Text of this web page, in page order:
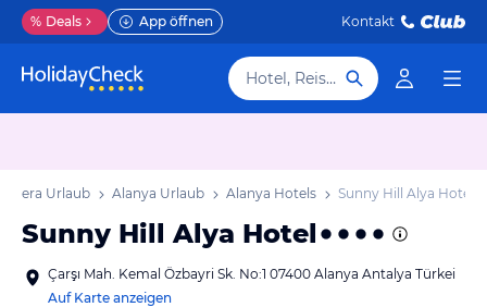
% Deals App öffnen Kontakt
Hotel, Reiseziel
Urlaub Alanya Urlaub Alanya Hotels Sunny Hill Alya Hotel
Sunny Hill Alya Hotel
Çarşı Mah. Kemal Özbayri Sk. No:1 07400 Alanya Antalya Türkei
Auf Karte anzeigen